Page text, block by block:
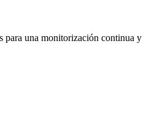
para una monitorización continua y